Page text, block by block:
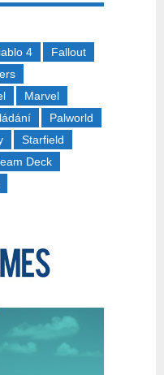
4
Fallout
Marvel
Palworld
Starfield
Deck